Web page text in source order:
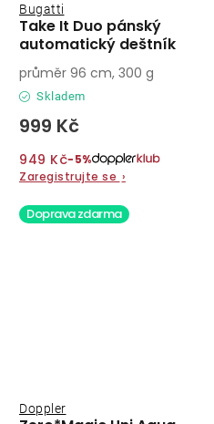
Take It Duo pánský
automatický deštník
Bugatti
Skladem
999 Kč
949 Kč−5%
Zaregistrujte se ›
průměr 96 cm, 300 g
Doprava zdarma
Doppler